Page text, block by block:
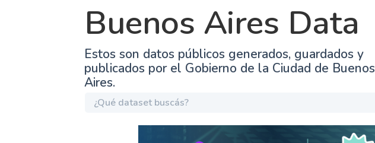
Buenos Aires Data
Estos son datos públicos generados, guardados y
publicados por el Gobierno de la Ciudad de Buenos
Aires.